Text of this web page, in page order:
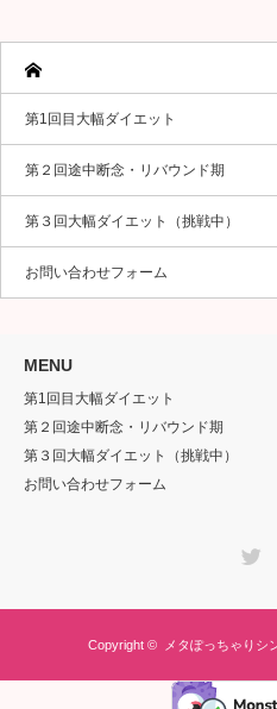
第1回目大幅ダイエット
第２回途中断念・リバウンド期
第３回大幅ダイエット（挑戦中）
お問い合わせフォーム
MENU
第1回目大幅ダイエット
第２回途中断念・リバウンド期
第３回大幅ダイエット（挑戦中）
お問い合わせフォーム
Copyright © メタぽっちゃりシ